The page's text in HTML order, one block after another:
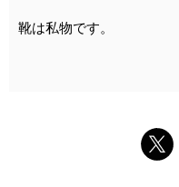
靴は私物です。